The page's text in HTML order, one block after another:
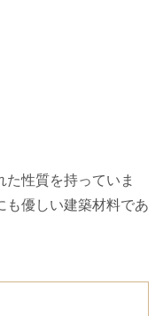
性質を持っていま
も優しい建築材料であ